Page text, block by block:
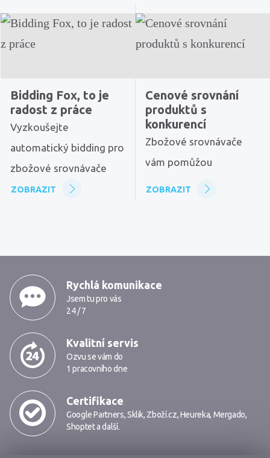
Bidding Fox, to je
radost z práce
Vyzkoušejte
automatický bidding pro
zbožové srovnávače
ZOBRAZIT
Cenové srovnání
produktů s
konkurencí
Zbožové srovnávače
vám pomůžou
ZOBRAZIT
MarkMedia
Rychlá komunikace
Jsem tu pro vás
24 / 7
Kvalitní servis
Ozvu se vám do
1 pracovního dne
Certifikace
Google Partners,Sklik, Zboží.cz,Heureka, Mergado,
Shopteta další.